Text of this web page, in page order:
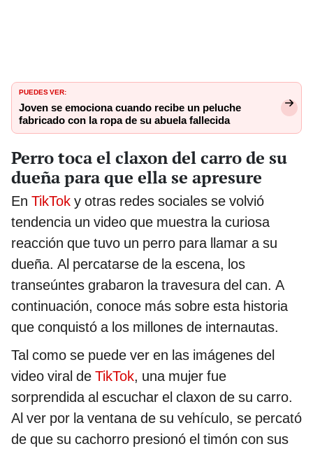
PUEDES VER:
Joven se emociona cuando recibe un peluche
fabricado con la ropa de su abuela fallecida
Perro toca el claxon del carro de su
dueña para que ella se apresure
En TikTok y otras redes sociales se volvió
tendencia un video que muestra la curiosa
reacción que tuvo un perro para llamar a su
dueña. Al percatarse de la escena, los
transeúntes grabaron la travesura del can. A
continuación, conoce más sobre esta historia
que conquistó a los millones de internautas.
Tal como se puede ver en las imágenes del
video viral de TikTok, una mujer fue
sorprendida al escuchar el claxon de su carro.
Al ver por la ventana de su vehículo, se percató
de que su cachorro presionó el timón con sus